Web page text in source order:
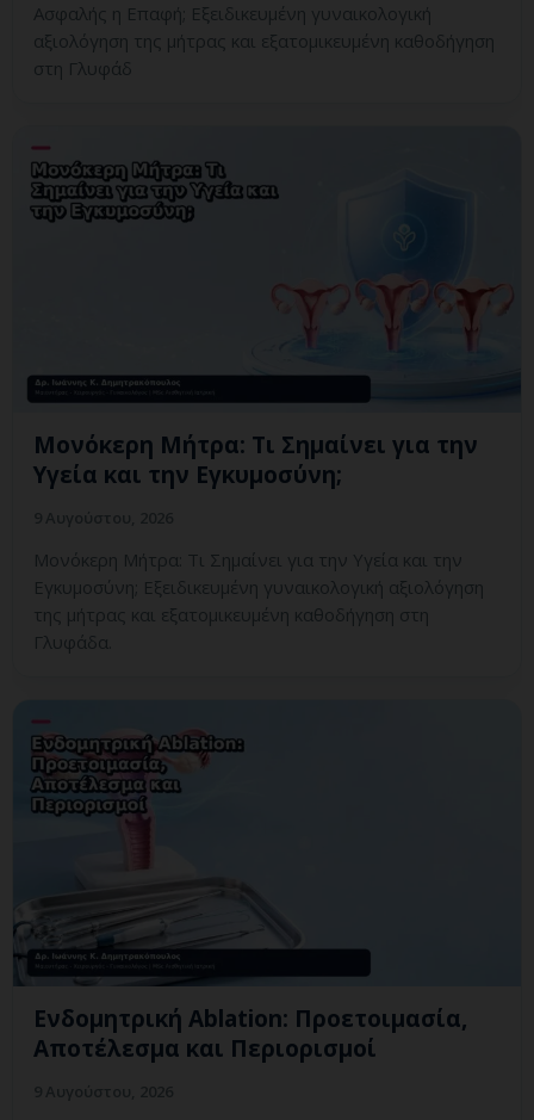
Ασφαλής η Επαφή; Εξειδικευμένη γυναικολογική
αξιολόγηση της μήτρας και εξατομικευμένη καθοδήγηση
στη Γλυφάδ
Μονόκερη Μήτρα: Τι Σημαίνει για την
Υγεία και την Εγκυμοσύνη;
Μονόκερη Μήτρα: Τι Σημαίνει για την Υγεία και την
Εγκυμοσύνη; Εξειδικευμένη γυναικολογική αξιολόγηση
της μήτρας και εξατομικευμένη καθοδήγηση στη
Γλυφάδα.
Ενδομητρική Ablation: Προετοιμασία,
Αποτέλεσμα και Περιορισμοί